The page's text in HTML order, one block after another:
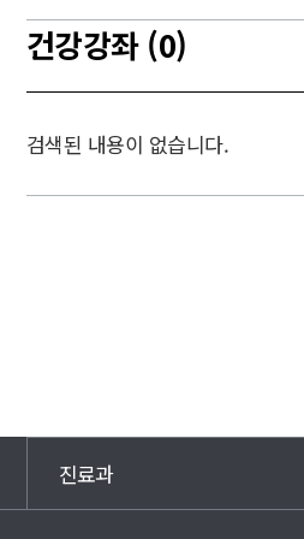
건강강좌 (0)
검색된 내용이 없습니다.
진료과